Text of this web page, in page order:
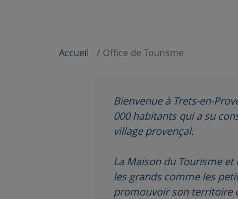
Accueil Office de Tourisme
Bienvenue à Trets-en-
000 habitants qui a su
village provençal.
La Maison du Tourisme et
les grands comme les
promouvoir son territoire